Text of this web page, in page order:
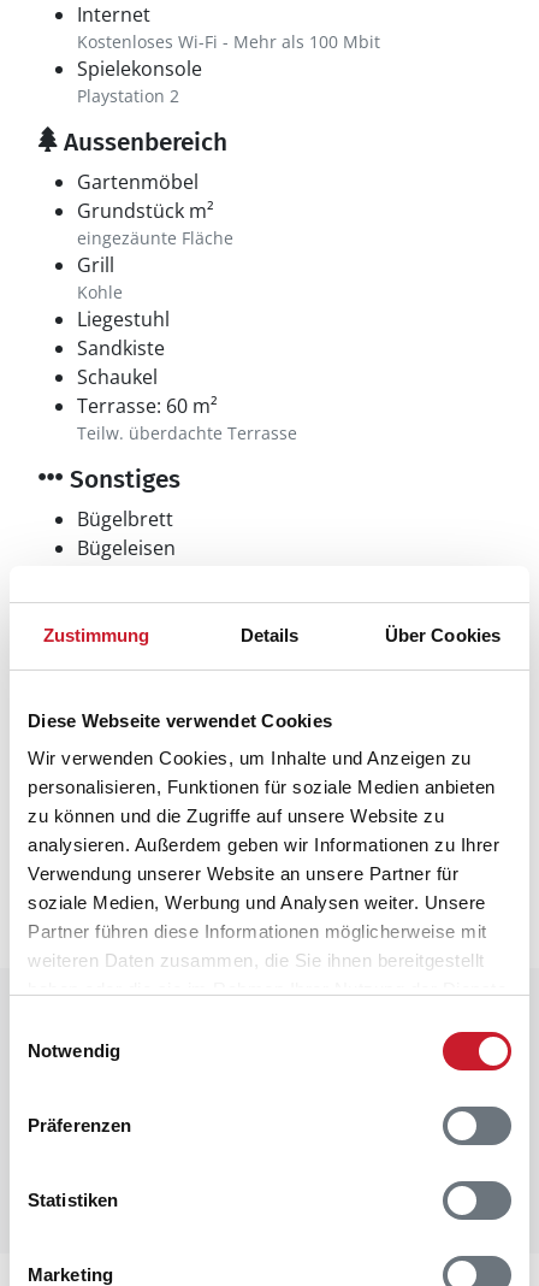
Zustimmung Details Über Cookies
Diese Webseite verwendet Cookies
Wir verwenden Cookies, um Inhalte und Anzeigen zu
personalisieren, Funktionen für soziale Medien anbieten
zu können und die Zugriffe auf unsere Website zu
analysieren. Außerdem geben wir Informationen zu Ihrer
Verwendung unserer Website an unsere Partner für
soziale Medien, Werbung und Analysen weiter. Unsere
Partner führen diese Informationen möglicherweise mit
weiteren Daten zusammen, die Sie ihnen bereitgestellt
Notwendig
Präferenzen
Statistiken
Marketing
Internet
Kostenloses Wi-Fi - Mehr als 100 Mbit
Spielekonsole
Playstation 2
Aussenbereich
Gartenmöbel
Grundstück m²
eingezäunte Fläche
Grill
Kohle
Liegestuhl
Sandkiste
Schaukel
Terrasse: 60 m²
Teilw. überdachte Terrasse
Sonstiges
Bügelbrett
Bügeleisen
erlaubt
Wärmepumpe
Apple TV
Neben- und Verbrauchskosten
Die aktuellen Verbrauchskosten finden Sie im
nächsten Schritt im Buchungsformular.